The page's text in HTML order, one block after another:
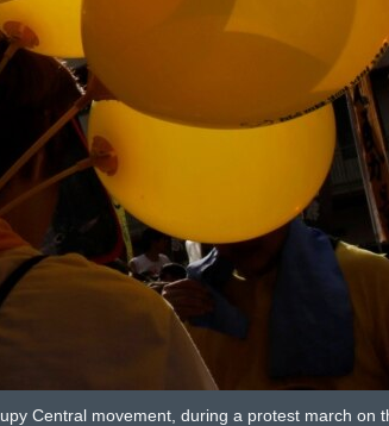
Central movement, during a protest march on